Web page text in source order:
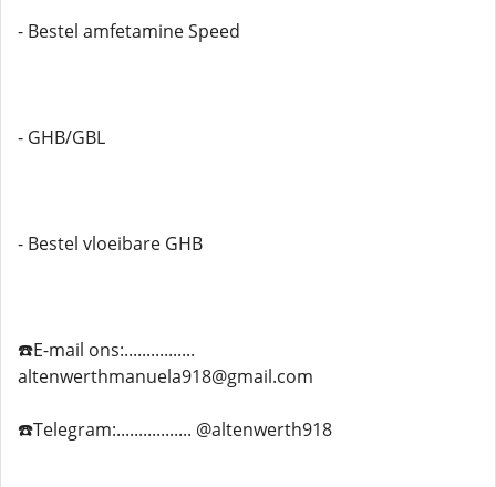
- Bestel amfetamine Speed
- GHB/GBL
- Bestel vloeibare GHB
☎️E-mail ons:................
altenwerthmanuela918@gmail.com
☎️Telegram:................. @altenwerth918